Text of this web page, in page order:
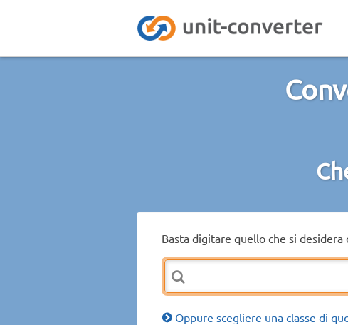
Basta digitare quello che si
Oppure scegliere una classe di